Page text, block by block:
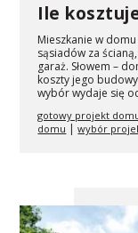
Ile
Mieszkanie w
sąsiadów za
garaż. Słowem –
koszty jego
wybór wydaje się
gotowy projekt
domu |wybór